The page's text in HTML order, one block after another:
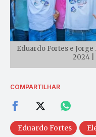
Eduardo Fortes e
2024 |
COMPARTILHAR
Eduardo Fortes